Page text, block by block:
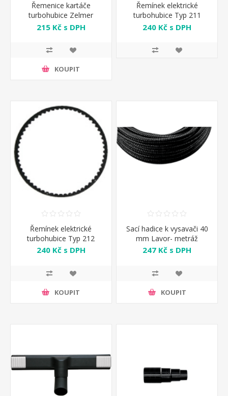
Řemenice kartáče
turbohubice Zelmer
215 Kč s DPH
KOUPIT
Řemínek elektrické
turbohubice Typ 211
Zelmer
240 Kč s DPH
Řemínek elektrické
turbohubice Typ 212
Zelmer
240 Kč s DPH
KOUPIT
Sací hadice k vysavači 40
mm Lavor- metráž
247 Kč s DPH
KOUPIT